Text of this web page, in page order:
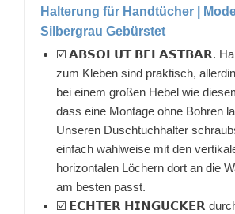
Halterung für Handtücher |
Silbergrau Gebürstet
☑️ 𝗔𝗕𝗦𝗢𝗟𝗨𝗧 𝗕𝗘𝗟𝗔𝗦𝗧𝗕𝗔𝗥.
zum Kleben sind praktisch,
bei einem großen Hebel wie
dass eine Montage ohne Bohren
Unseren Duschtuchhalter
einfach wahlweise mit den
horizontalen Löchern dort an die
am besten passt.
☑️ 𝗘𝗖𝗛𝗧𝗘𝗥 𝗛𝗜𝗡𝗚𝗨𝗖𝗞𝗘𝗥 durch